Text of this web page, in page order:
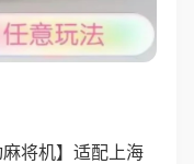
麻将机】适配上海